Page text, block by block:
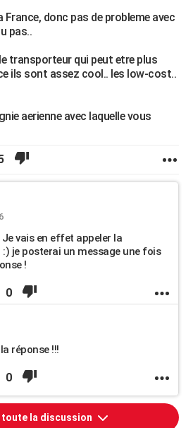
France, donc pas de probleme avec
pas..
transporteur qui peut etre plus
ils sont assez cool.. les low-cost..
aerienne avec laquelle vous
vais en effet appeler la
je posterai un message une fois
!
0
réponse !!!
0
la discussion